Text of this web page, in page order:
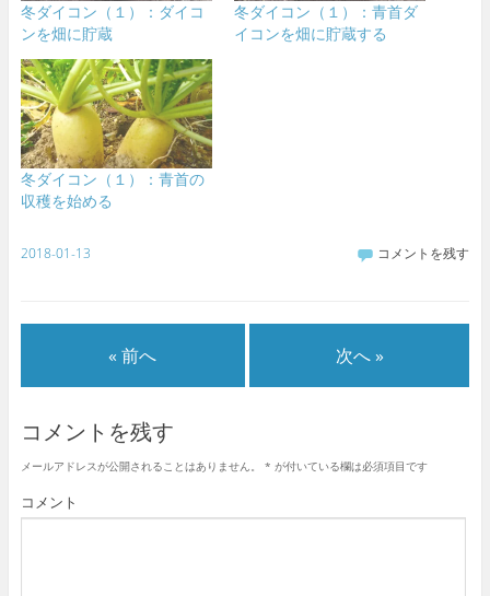
冬ダイコン（１）：ダイコ
ンを畑に貯蔵
冬ダイコン（１）：青首ダ
イコンを畑に貯蔵する
冬ダイコン（１）：青首の
収穫を始める
2018-01-13 コメントを残す
« 前へ 次へ »
コメントを残す
メールアドレスが公開されることはありません。 * が付いている欄は必須項目です
コメント